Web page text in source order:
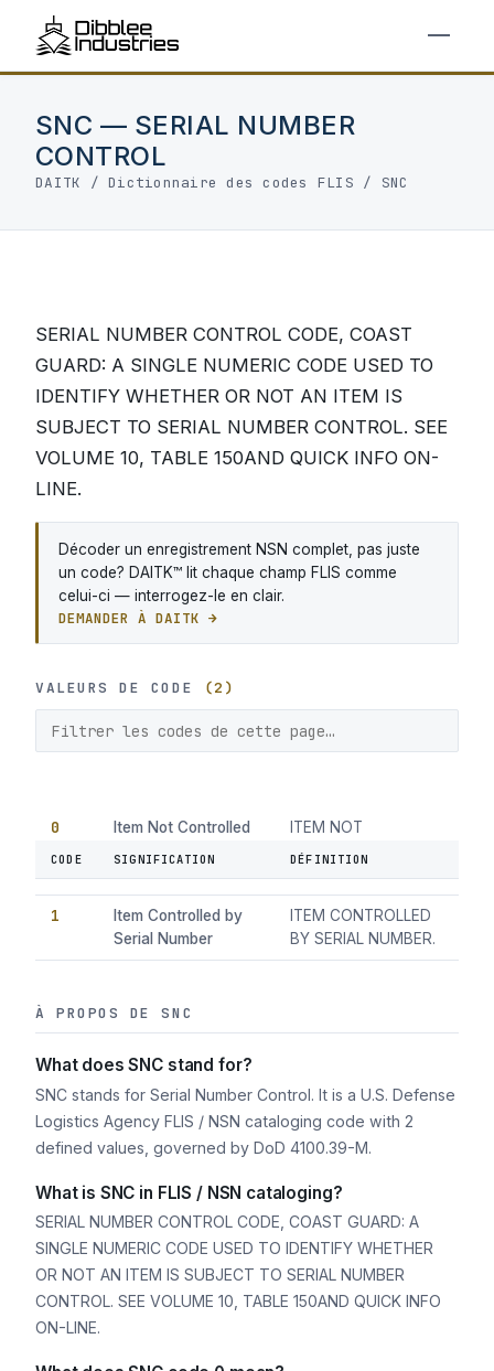
SNC — SERIAL NUMBER
CONTROL
DAITK /Dictionnaire des codes FLIS / SNC
SERIAL NUMBER CONTROL CODE, COAST
GUARD: A SINGLE NUMERIC CODE USED TO
IDENTIFY WHETHER OR NOT AN ITEM IS
SUBJECT TO SERIAL NUMBER CONTROL. SEE
VOLUME 10, TABLE 150AND QUICK INFO ON-
LINE.
Décoder un enregistrement NSN complet, pas juste
un code? DAITK™ lit chaque champ FLIS comme
celui-ci — interrogez-le en clair.
DEMANDER À DAITK →
VALEURS DE CODE (2)
CODE SIGNIFICATION DÉFINITION
0
Item Not Controlled
by Serial Number
ITEM NOT
CONTROLLED BY
1
Item Controlled by
Serial Number
ITEM CONTROLLED
BY SERIAL NUMBER.
À PROPOS DE SNC
What does SNC stand for?
SNC stands for Serial Number Control. It is a U.S. Defense
Logistics Agency FLIS / NSN cataloging code with 2
defined values, governed by DoD 4100.39-M.
What is SNC in FLIS / NSN cataloging?
SERIAL NUMBER CONTROL CODE, COAST GUARD: A
SINGLE NUMERIC CODE USED TO IDENTIFY WHETHER
OR NOT AN ITEM IS SUBJECT TO SERIAL NUMBER
CONTROL. SEE VOLUME 10, TABLE 150AND QUICK INFO
ON-LINE.